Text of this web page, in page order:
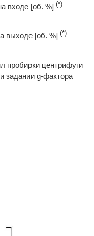
входе [об. %] (*)
выходе [об. %] (*)
пробирки центрифуги
задании g-фактора